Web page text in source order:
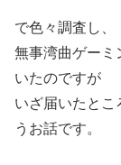
で色々調査し、
無事湾曲ゲーミ
いたのですが
いざ届いたとこ
うお話です。